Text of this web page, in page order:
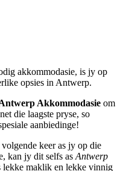
akkommodasie, is jy op
opsies in Antwerp.
Akkommodasie om
die laagste pryse, so
aanbiedinge!
keer as jy op die
kan jy dit selfs as Antwerp
lekke maklik en lekke vinnig